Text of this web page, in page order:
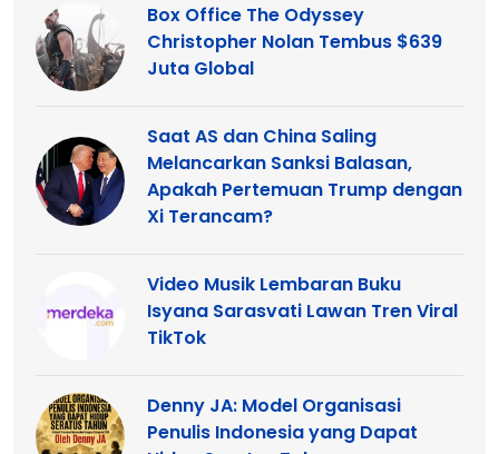
Box Office The Odyssey
Christopher Nolan Tembus $639
Juta Global
Saat AS dan China Saling
Melancarkan Sanksi Balasan,
Apakah Pertemuan Trump dengan
Xi Terancam?
Video Musik Lembaran Buku
Isyana Sarasvati Lawan Tren Viral
TikTok
Denny JA: Model Organisasi
Penulis Indonesia yang Dapat